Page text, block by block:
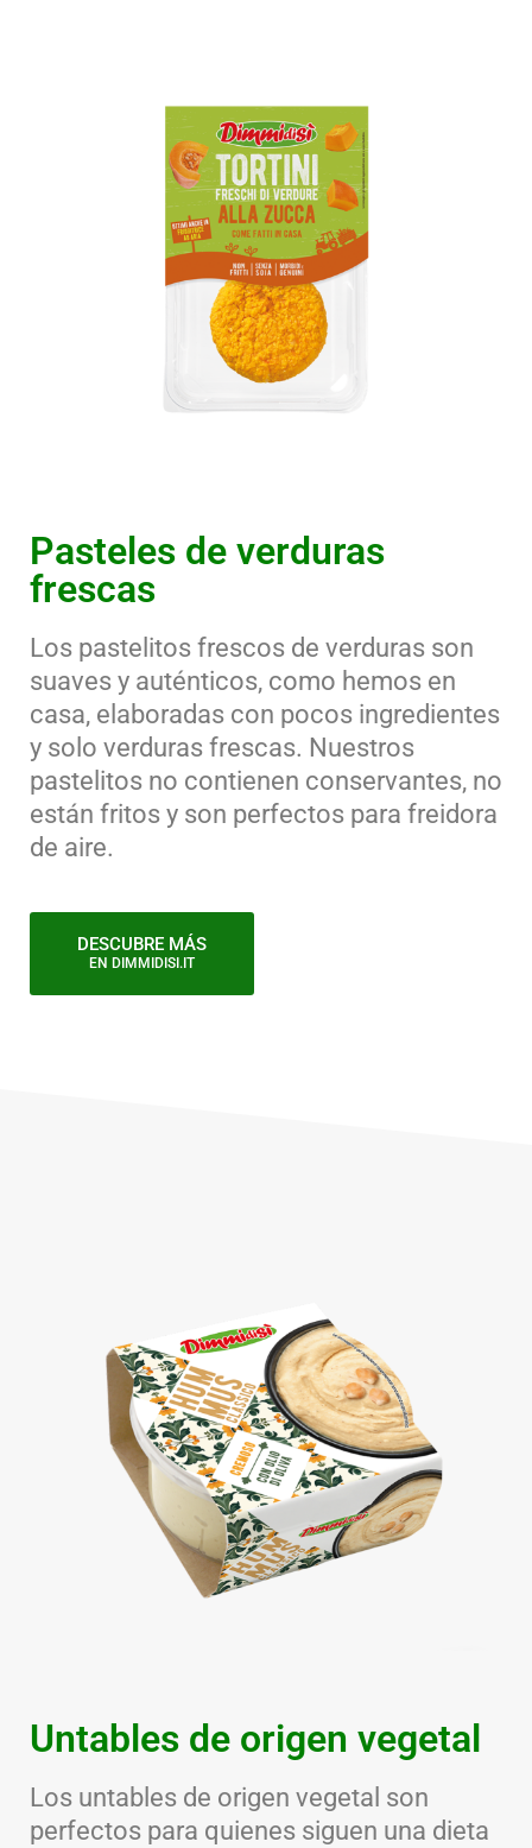
Pasteles de verduras
frescas
Los pastelitos frescos de verduras son
suaves y auténticos, como hemos en
casa, elaboradas con pocos ingredientes
y solo verduras frescas. Nuestros
pastelitos no contienen conservantes, no
están fritos y son perfectos para freidora
de aire.
DESCUBRE MÁS
EN DIMMIDISI.IT
Untables de origen vegetal
Los untables de origen vegetal son
perfectos para quienes siguen una dieta